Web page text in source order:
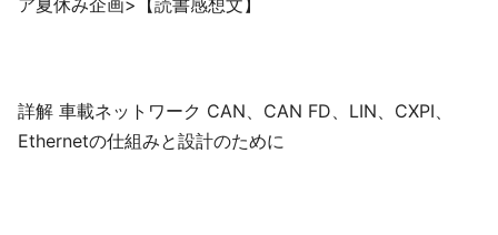
ア夏休み企画>【読書感想文】
詳解 車載ネットワーク CAN、CAN FD、LIN、CXPI、
Ethernetの仕組みと設計のために